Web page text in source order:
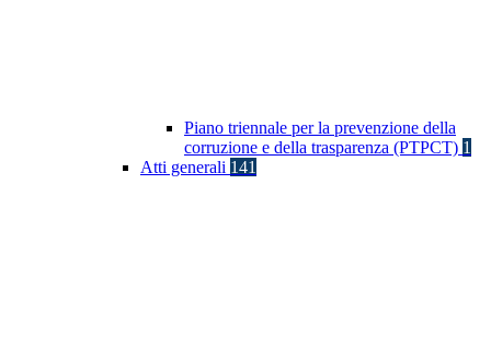
Piano triennale per la prevenzione della
corruzione e della trasparenza (PTPCT) 1
Atti generali 141